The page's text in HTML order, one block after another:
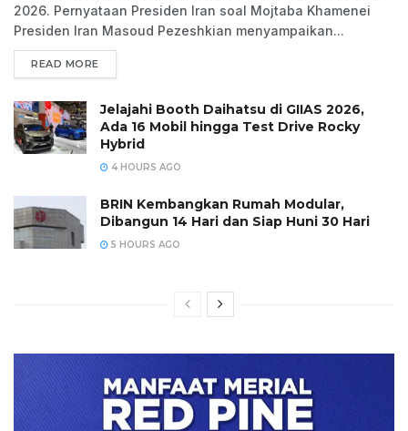
2026. Pernyataan Presiden Iran soal Mojtaba Khamenei
Presiden Iran Masoud Pezeshkian menyampaikan...
READ MORE
Jelajahi Booth Daihatsu di GIIAS 2026,
Ada 16 Mobil hingga Test Drive Rocky
Hybrid
4 HOURS AGO
BRIN Kembangkan Rumah Modular,
Dibangun 14 Hari dan Siap Huni 30 Hari
5 HOURS AGO